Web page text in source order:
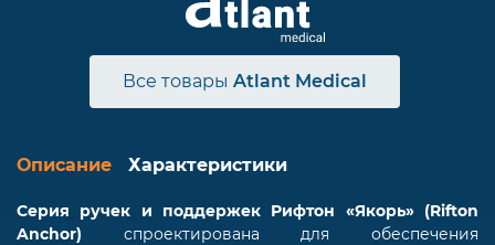
Все товары Atlant Medical
Описание Характеристики
Серия ручек и поддержек Рифтон «Якорь» (Rifton
Anchor) спроектирована для обеспечения